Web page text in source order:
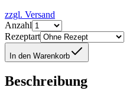
zzgl. Versand
Anzahl
Rezeptart
In den Warenkorb
Beschreibung